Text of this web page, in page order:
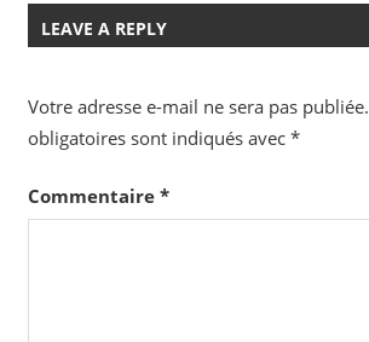
LEAVE A REPLY
Votre adresse e-mail ne sera pas publiée.
obligatoires sont indiqués avec *
Commentaire *